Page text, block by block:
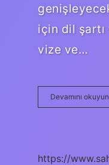
için dil şartı
vize ve…
Devamını okuyun
https://